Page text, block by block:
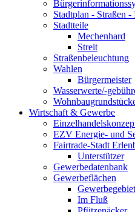
Stadtplan - Straßen -
Stadtteile
Mechenhard
Streit
Straßenbeleuchtung
Wahlen
Bürgermeister
Wasserwerte/-
Wirtschaft & Gewerbe
EZV Energie- und
Fairtrade-Stadt
Unterstützer
Gewerbedatenbank
Gewerbeflächen
Im Fluß